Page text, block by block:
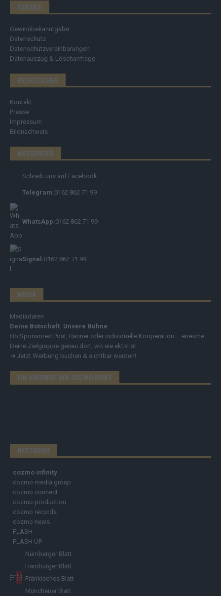
SERVICE
Gewinnbekanntgabe
Datenschutz
Datenschutzvereinbarungen
Datenauszug & Löschanfrage
RECHTLICHES
Kontakt
Presse
Impressum
Bildnachweis
MESSENGER
Schreib uns auf Facebook
Telegram:0162 862 71 99
WhatsApp:0162 862 71 99
Signal:0162 862 71 99
MEDIA
Mediadaten
Deine Botschaft. Unsere Bühne.
Ob Sponsored Post, Banner oder individuelle Kooperation – erreiche
Deine Zielgruppe genau dort, wo sie aktiv ist.
➔ Jetzt Werbung buchen & sichtbar werden!
EIN ANGEBOT DER COZMO NEWS
NETZWERK
cozmo infinity
cozmo media group
cozmo connect
cozmo production
cozmo records
cozmo news
FLASH
FLASH UP
Nürnberger Blatt
Hamburger Blatt
Fränkisches Blatt
Münchener Blatt